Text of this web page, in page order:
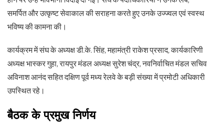
समर्पित और उत्कृष्ट सेवाकाल की सराहना करते हुए उनके उज्ज्वल एवं स्वस्थ
भविष्य की कामना की।
कार्यक्रम में संघ के अध्यक्ष डी.के. सिंह, महामंत्री राकेश प्रसाद, कार्यकारिणी
अध्यक्ष भास्कर गुहा, रायपुर मंडल अध्यक्ष सुरेश चंद्र, नवनिर्वाचित मंडल सचिव
अविनाश आनंद सहित दक्षिण पूर्व मध्य रेलवे के बड़ी संख्या में प्रमोटी अधिकारी
उपस्थित रहे।
बैठक के प्रमुख निर्णय